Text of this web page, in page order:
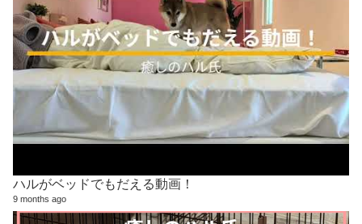
ハルがベッドでもだえる動画！
9 months ago